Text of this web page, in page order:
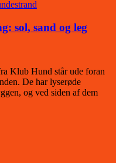
sol, sand og leg